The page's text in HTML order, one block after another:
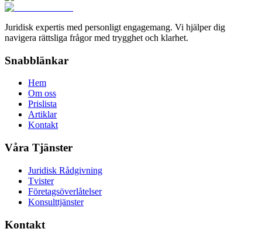
Juridisk expertis med personligt engagemang. Vi hjälper dig
navigera rättsliga frågor med trygghet och klarhet.
Snabblänkar
Hem
Om oss
Prislista
Artiklar
Kontakt
Våra Tjänster
Juridisk Rådgivning
Tvister
Företagsöverlåtelser
Konsulttjänster
Kontakt